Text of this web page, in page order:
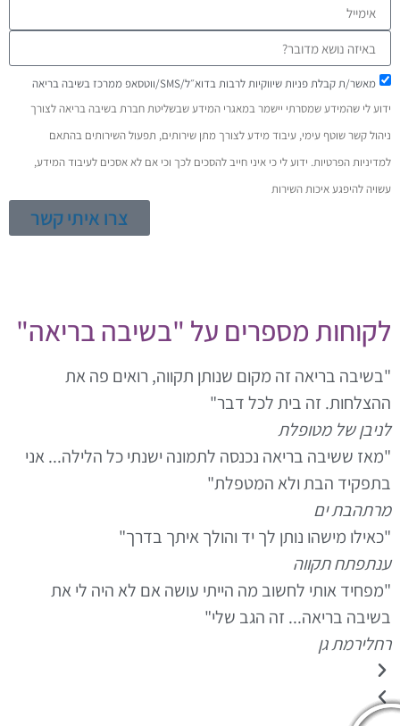
מאשר/ת קבלת פניות שיווקיות לרבות בדוא״ל/SMS/ווטסאפ ממרכז בשיבה בריאה
לי שהמידע שמסרתי יישמר במאגרי המידע שבשליטת חברת בשיבה בריאה לצורך
קשר שוטף עימי, עיבוד מידע לצורך מתן שירותים, תפעול השירותים בהתאם
הפרטיות. ידוע לי כי איני חייב להסכים לכך וכי אם לא אסכים לעיבוד המידע,
להיפגע איכות השירות
צרו איתי קשר
מספרים על "בשיבה בריאה"
בריאה זה מקום שנותן תקווה, רואים פה את
זה בית לכל דבר"
בן של מטופלת
ששיבה בריאה נכנסה לתמונה ישנתי כל הלילה... אני
הבת ולא המטפלת"
בת ים
מישהו נותן לך יד והולך איתך בדרך"
פתח תקווה
אותי לחשוב מה הייתי עושה אם לא היה לי את
בריאה... זה הגב שלי"
רמת גן